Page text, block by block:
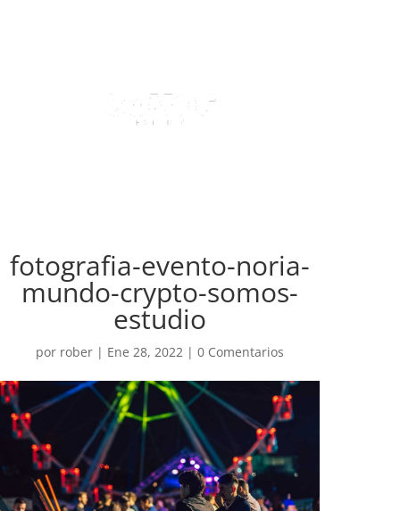
fotografia-evento-noria-
mundo-crypto-somos-
estudio
por rober | Ene 28, 2022 |0 Comentarios